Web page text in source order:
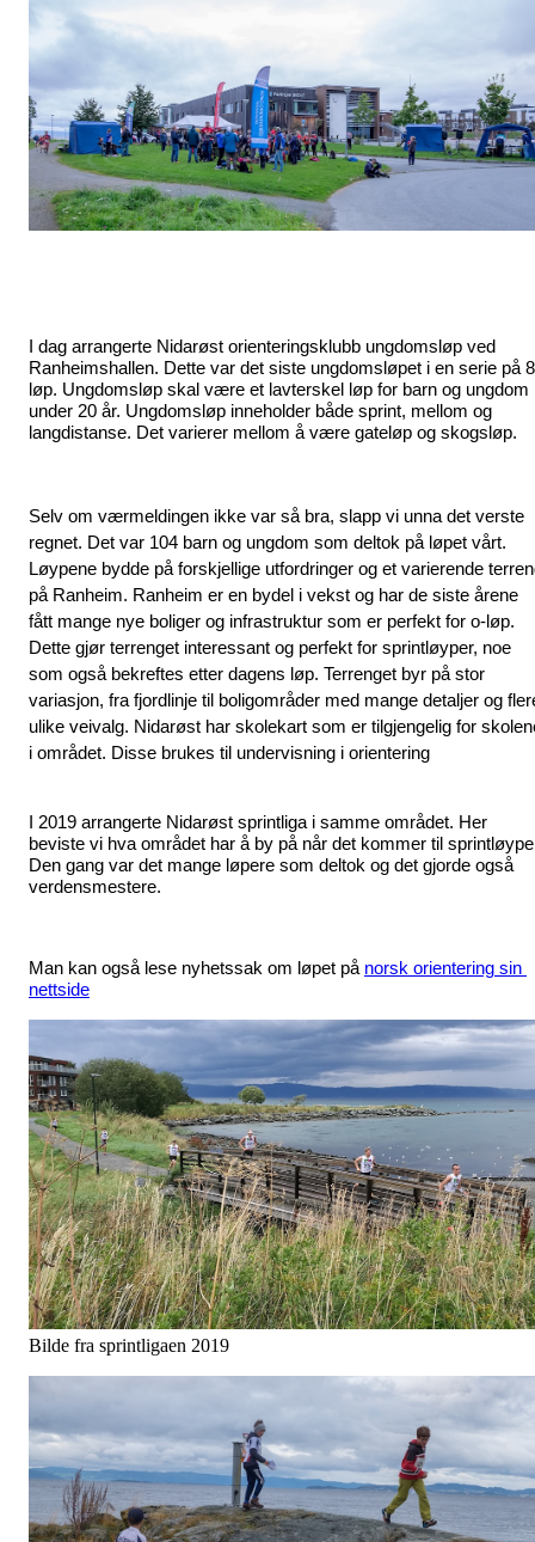
I dag arrangerte Nidarøst orienteringsklubb ungdomsløp ved
Ranheimshallen. Dette var det siste ungdomsløpet i en serie på 8
løp. Ungdomsløp skal være et lavterskel løp for barn og ungdom
under 20 år. Ungdomsløp inneholder både sprint, mellom og
langdistanse. Det varierer mellom å være gateløp og skogsløp.
Selv om værmeldingen ikke var så bra, slapp vi unna det verste
regnet. Det var 104 barn og ungdom som deltok på løpet vårt.
Løypene bydde på forskjellige utfordringer og et varierende
på Ranheim. Ranheim er en bydel i vekst og har de siste årene
fått mange nye boliger og infrastruktur som er perfekt for o-løp.
Dette gjør terrenget interessant og perfekt for sprintløyper, noe
som også bekreftes etter dagens løp. Terrenget byr på stor
variasjon, fra fjordlinje til boligområder med mange detaljer og
ulike veivalg. Nidarøst har skolekart som er tilgjengelig for
i området. Disse brukes til undervisning i orientering
I 2019 arrangerte Nidarøst sprintliga i samme området. Her
beviste vi hva området har å by på når det kommer til
Den gang var det mange løpere som deltok og det gjorde også
verdensmestere.
Man kan også lese nyhetssak om løpet på norsk orientering sin
nettside
Bilde fra sprintligaen 2019